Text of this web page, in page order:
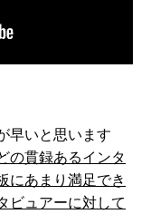
早いと思います
の貫録あるインタ
にあまり満足でき
ビュアーに対して